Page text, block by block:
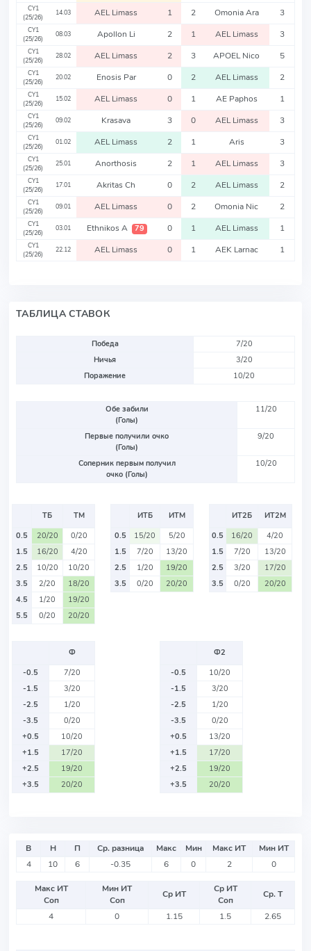
CY1
(25/26)
14.03 AEL Limass 1 2 Omonia Ara 3
CY1
(25/26)
08.03 Apollon Li 2 1 AEL Limass 3
CY1
(25/26)
28.02 AEL Limass 2 3 APOEL Nico 5
CY1
(25/26)
20.02 Enosis Par 0 2 AEL Limass 2
CY1
(25/26)
15.02 AEL Limass 0 1 AE Paphos 1
CY1
(25/26)
09.02 Krasava 3 0 AEL Limass 3
CY1
(25/26)
01.02 AEL Limass 2 1 Aris 3
CY1
(25/26)
25.01 Anorthosis 2 1 AEL Limass 3
CY1
(25/26)
17.01 Akritas Ch 0 2 AEL Limass 2
CY1
(25/26)
09.01 AEL Limass 0 2 Omonia Nic 2
CY1
(25/26)
03.01 Ethnikos A 79 0 1 AEL Limass 1
CY1
(25/26)
22.12 AEL Limass 0 1 AEK Larnac 1
ТАБЛИЦА СТАВОК
Победа
7/20
Ничья
3/20
Поражение
10/20
Обе забили
(Голы)
11/20
Первые получили очко
(Голы)
9/20
Соперник первым получил
очко (Голы)
10/20
ТБ
ТМ
0.5
20/20
0/20
1.5
16/20
4/20
2.5
10/20
10/20
3.5
2/20
18/20
4.5
1/20
19/20
5.5
0/20 20/20
ИТБ
ИТМ
0.5
15/20
5/20
1.5
7/20
13/20
2.5
1/20
19/20
3.5
0/20 20/20
ИТ2Б
ИТ2М
0.5
16/20
4/20
1.5
7/20
13/20
2.5
3/20
17/20
3.5
0/20 20/20
Ф
-0.5
7/20
-1.5
3/20
-2.5
1/20
-3.5
0/20
+0.5
10/20
+1.5
17/20
+2.5
19/20
+3.5
20/20
Ф2
-0.5
10/20
-1.5
3/20
-2.5
1/20
-3.5
0/20
+0.5
13/20
+1.5
17/20
+2.5
19/20
+3.5
20/20
В Н П Ср. разница Макс Мин Макс ИТ
Мин ИТ
4
10 6 -0.35 6 0 2 0
Макс ИТ
Соп
Мин ИТ
Соп
Ср ИТ
Ср ИТ
Соп
Ср. Т
4
0 1.15 1.5 2.65